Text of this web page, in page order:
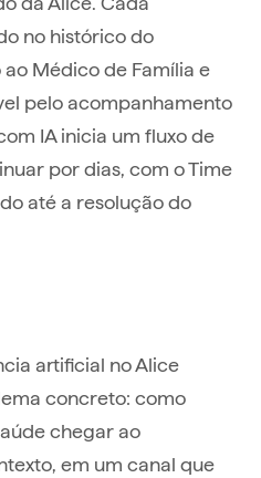
no histórico do
Médico de Família e
pelo acompanhamento
IA inicia um fluxo de
por dias, com o Time
até a resolução do
artificial no Alice
concreto: como
chegar ao
em um canal que